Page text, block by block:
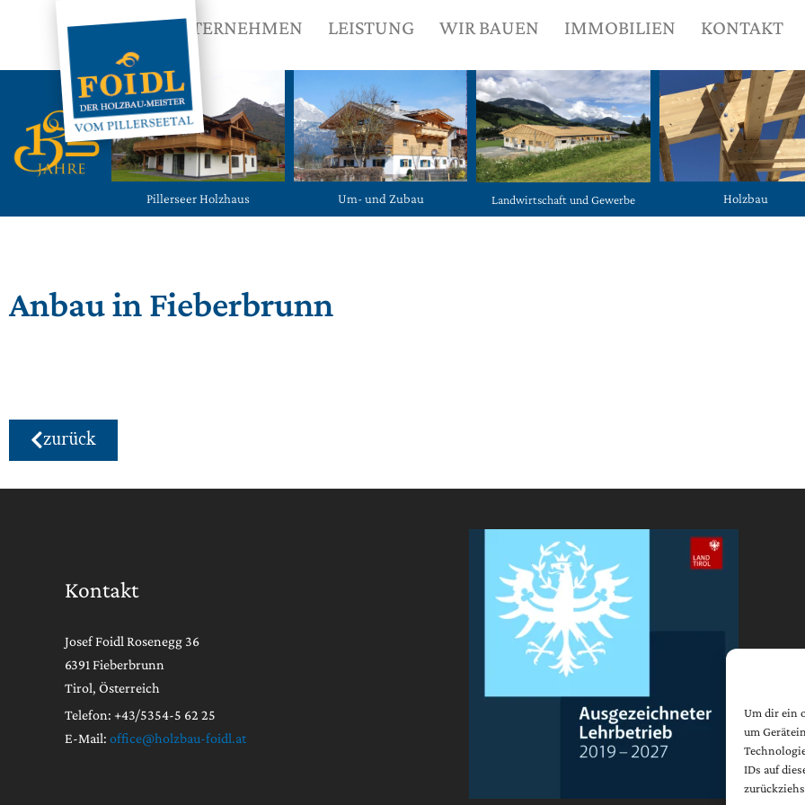
Um dir ein
um
IDs auf
UNTERNEHMEN LEISTUNG WIR BAUEN IMMOBILIEN KONTAKT
Pillerseer Holzhaus Um- und Zubau Landwirtschaft und Gewerbe Holzbau
Anbau in Fieberbrunn
zurück
Kontakt
Josef Foidl Rosenegg 36
6391 Fieberbrunn
Tirol, Österreich
Telefon: +43/5354-5 62 25
E-Mail: office@holzbau-foidl.at